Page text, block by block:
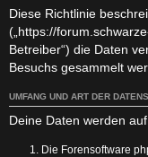
Diese Richtlinie
(„https://
Betreiber“) die Daten
Besuchs gesammelt
UMFANG UND ART DER
Deine Daten werden
Die Forensoftware